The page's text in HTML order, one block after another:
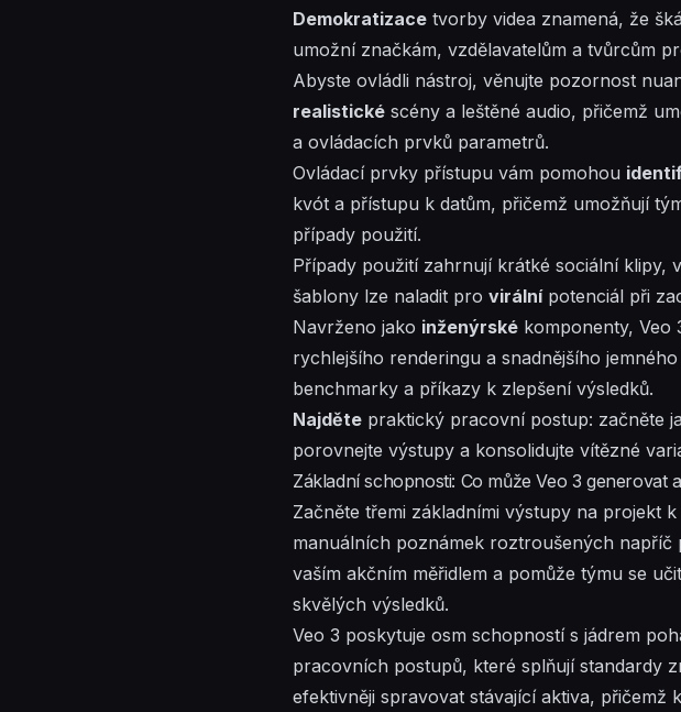
Demokratizace tvorby videa znamená, že
umožní značkám, vzdělavatelům a tvůrcům
Abyste ovládli nástroj, věnujte pozornost
realistické scény a leštěné audio, přičemž
a ovládacích prvků parametrů.
Ovládací prvky přístupu vám pomohou
kvót a přístupu k datům, přičemž umožňují
případy použití.
Případy použití zahrnují krátké sociální klipy,
šablony lze naladit pro virálnípotenciál při
Navrženo jako inženýrské komponenty, Veo
rychlejšího renderingu a snadnějšího
benchmarky a příkazy k zlepšení výsledků.
Najděte praktický pracovní postup: začněte
porovnejte výstupy a konsolidujte vítězné
Základní schopnosti: Co může Veo 3 generovat
Začněte třemi základními výstupy na projekt
manuálních poznámek roztroušených
vaším akčním měřidlem a pomůže týmu se
skvělých výsledků.
Veo 3 poskytuje osm schopností s jádrem
pracovních postupů, které splňují standardy
efektivněji spravovat stávající aktiva, přičemž